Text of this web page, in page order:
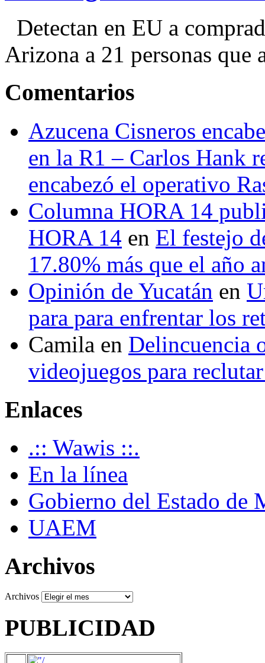
Detectan en EU a
Arizona a 21 personas que
Comentarios
Azucena Cisneros
en la R1 – Carlos Hank
encabezó el operativo
Columna HORA 14
HORA 14 en El festejo
17.80% más que el año
Opinión de Yucatán en
para para enfrentar los
Camila en Delincuencia
videojuegos para
Enlaces
.:: Wawis ::.
En la línea
Gobierno del Estado de
UAEM
Archivos
Archivos
PUBLICIDAD